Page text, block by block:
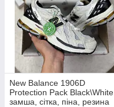
New Balance 1906D
Protection Pack Black\White
замша, сітка, піна, резина